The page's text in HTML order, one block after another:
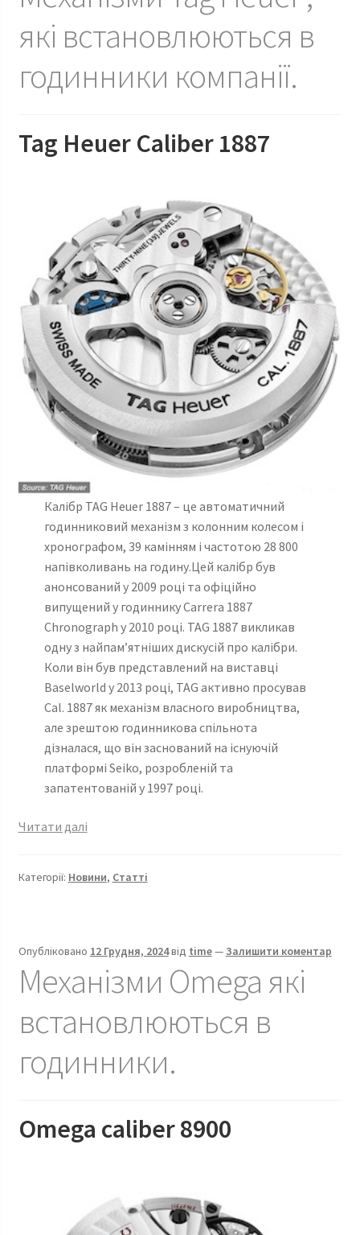
які встановлюються в
годинники компанії.
Tag Heuer Caliber 1887
Калібр TAG Heuer 1887 – це автоматичний
годинниковий механізм з колонним колесом і
хронографом, 39 камінням і частотою 28 800
напівколивань на годину.Цей калібр був
анонсований у 2009 році та офіційно
випущений у годиннику Carrera 1887
Chronograph у 2010 році. TAG 1887 викликав
одну з найпам’ятніших дискусій про калібри.
Коли він був представлений на виставці
Baselworld у 2013 році, TAG активно просував
Cal. 1887 як механізм власного виробництва,
але зрештою годинникова спільнота
дізналася, що він заснований на існуючій
платформі Seiko, розробленій та
запатентованій у 1997 році.
Читати даліМеханізми
,
в
годинники
компанії.
Категорії: Новини, Статті
Опубліковано 12 Грудня, 2024від time—Залишити коментар
Механізми Omega які
встановлюються в
годинники.
Omega caliber 8900